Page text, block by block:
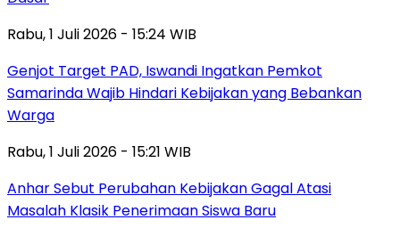
Rabu, 1 Juli 2026 - 15:24 WIB
Genjot Target PAD, Iswandi Ingatkan Pemkot
Samarinda Wajib Hindari Kebijakan yang Bebankan
Warga
Rabu, 1 Juli 2026 - 15:21 WIB
Anhar Sebut Perubahan Kebijakan Gagal Atasi
Masalah Klasik Penerimaan Siswa Baru